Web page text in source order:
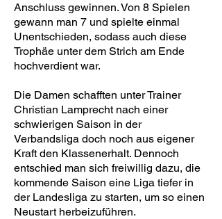
Anschluss gewinnen. Von 8 Spielen
gewann man 7 und spielte einmal
Unentschieden, sodass auch diese
Trophäe unter dem Strich am Ende
hochverdient war.
Die Damen schafften unter Trainer
Christian Lamprecht nach einer
schwierigen Saison in der
Verbandsliga doch noch aus eigener
Kraft den Klassenerhalt. Dennoch
entschied man sich freiwillig dazu, die
kommende Saison eine Liga tiefer in
der Landesliga zu starten, um so einen
Neustart herbeizuführen.